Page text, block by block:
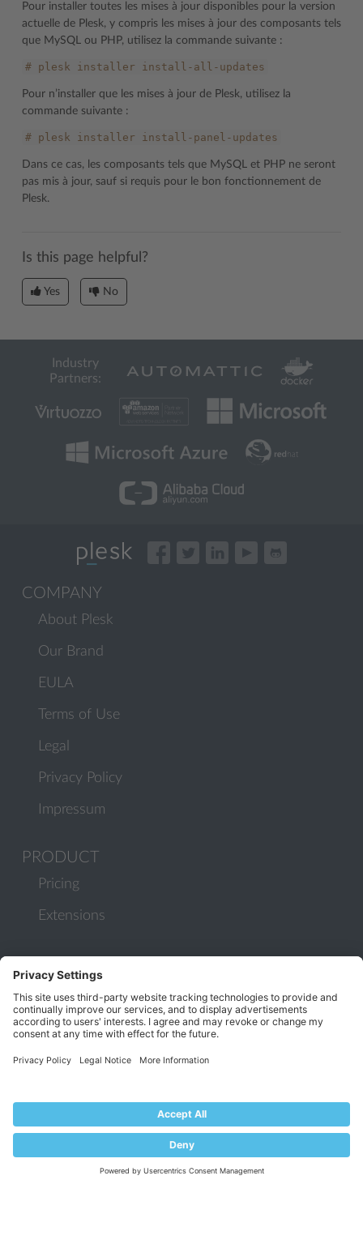
Pour installer toutes les mises à jour disponibles pour la version
actuelle de Plesk, y compris les mises à jour des composants tels
que MySQL ou PHP, utilisez la commande suivante :
# plesk installer install-all-updates
Pour n’installer que les mises à jour de Plesk, utilisez la
commande suivante :
# plesk installer install-panel-updates
Dans ce cas, les composants tels que MySQL et PHP ne seront
pas mis à jour, sauf si requis pour le bon fonctionnement de
Plesk.
Is this page helpful?
Yes No
Industry
Partners:
COMPANY
About Plesk
Our Brand
EULA
Terms of Use
Legal
Privacy Policy
Impressum
PRODUCT
Pricing
Extensions
Documentation
Help Center
Migrate to Plesk
Plesk Lifecycle Policy
PROGRAMS